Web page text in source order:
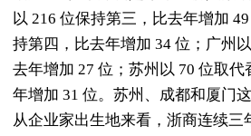
以 216 位保持第三，比去年增加
持第四，比去年增加 34 位；广州
去年增加 27 位；苏州以 70 位取
年增加 31 位。苏州、成都和厦门
从企业家出生地来看，浙商连续三